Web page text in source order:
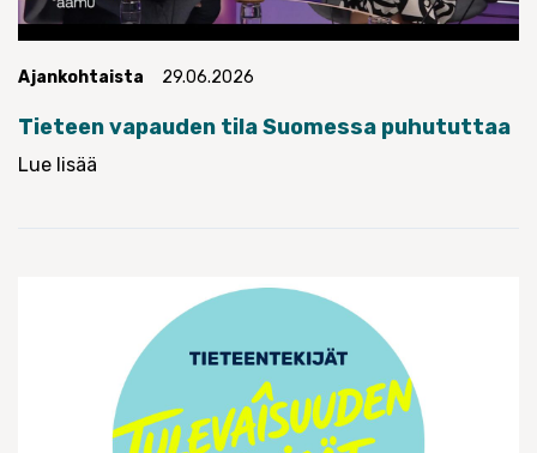
Ajankohtaista 29.06.2026
Tieteen vapauden tila Suomessa puhututtaa
Lue lisää